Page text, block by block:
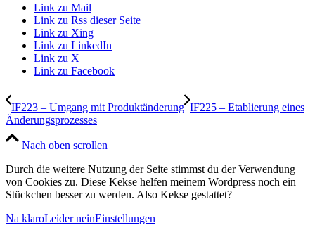
Link zu Mail
Link zu Rss dieser Seite
Link zu Xing
Link zu LinkedIn
Link zu X
Link zu Facebook
IF223 – Umgang mit Produktänderung IF225 – Etablierung eines
Änderungsprozesses
Nach oben scrollen
Durch die weitere Nutzung der Seite stimmst du der Verwendung
von Cookies zu. Diese Kekse helfen meinem Wordpress noch ein
Stückchen besser zu werden. Also Kekse gestattet?
Na klaroLeider neinEinstellungen